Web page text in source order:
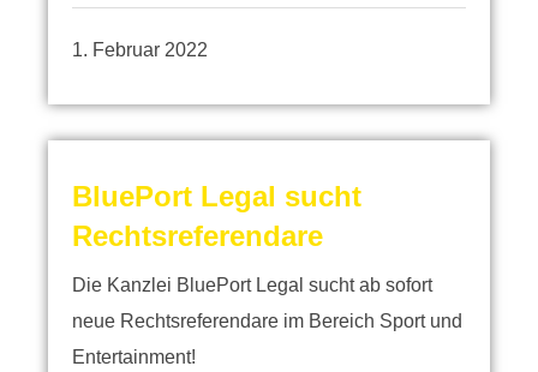
1. Februar 2022
BluePort Legal sucht
Rechtsreferendare
Die Kanzlei BluePort Legal sucht ab sofort
neue Rechtsreferendare im Bereich Sport und
Entertainment!